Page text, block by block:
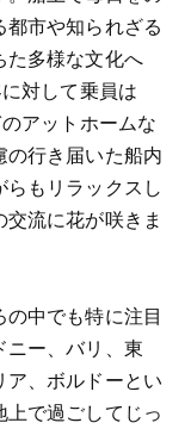
市や知られざる
た多様な文化へ
対して乗員は
アットホームな
行き届いた船内
もリラックスし
流に花が咲きま
中でも特に注目
ー、バリ、東
、ボルドーとい
で過ごしてじっ